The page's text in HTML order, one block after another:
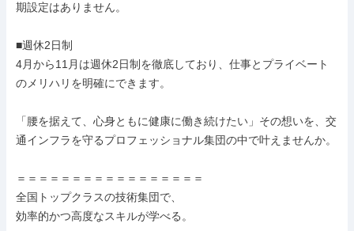
期設定はありません。
■週休2日制
4月から11月は週休2日制を徹底しており、仕事とプライベート
のメリハリを明確にできます。
「腰を据えて、心身ともに健康に働き続けたい」その想いを、交
通インフラを守るプロフェッショナル集団の中で叶えませんか。
＝＝＝＝＝＝＝＝＝＝＝＝＝＝＝＝＝
全国トップクラスの技術集団で、
効率的かつ高度なスキルが学べる。